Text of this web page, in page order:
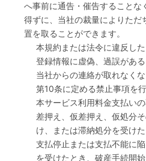
へ事前に通告・催告することな
得ずに、当社の裁量によりただ
置を取ることができます。
本規約または法令に違反した
登録情報に虚偽、過誤がある
当社からの連絡が取れなくな
第10条に定める禁止事項を行
本サービス利用料金支払い
差押え、仮差押え、仮処分
け、または滞納処分を受けた
支払停止または支払不能に
を受けたとき、破産手続開